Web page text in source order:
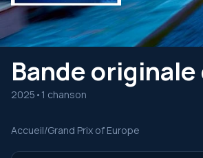
Bande
2025 • 1 chanson
Accueil/Grand Prix of Europe